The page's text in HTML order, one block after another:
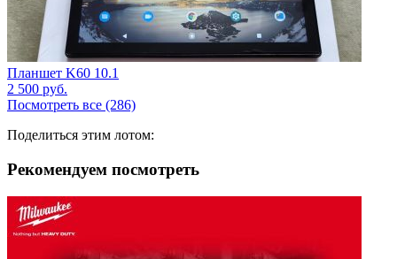
Планшет K60 10.1
2 500 руб.
Посмотреть все (286)
Поделиться этим лотом:
Рекомендуем посмотреть